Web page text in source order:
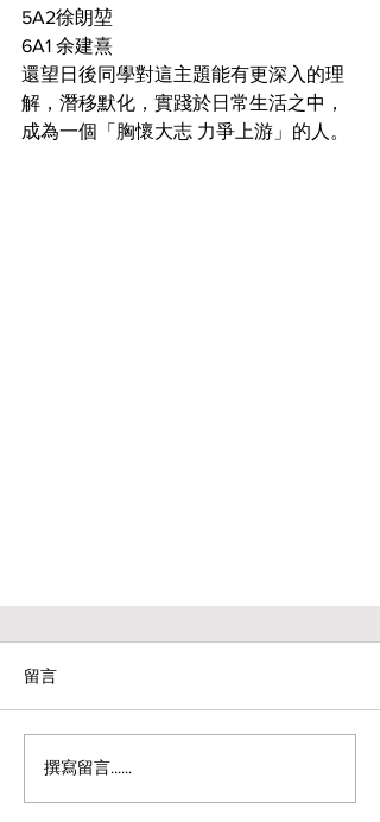
5A2徐朗堃
6A1 余建熹
還望日後同學對這主題能有更深入的理
解，潛移默化，實踐於日常生活之中，
成為一個「胸懷大志 力爭上游」的人。
留言
撰寫留言......